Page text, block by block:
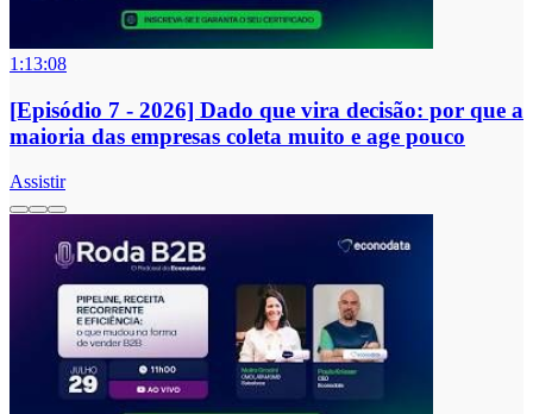
1:13:08
[Episódio 7 - 2026] Dado que vira decisão: por que a
maioria das empresas coleta muito e age pouco
Assistir